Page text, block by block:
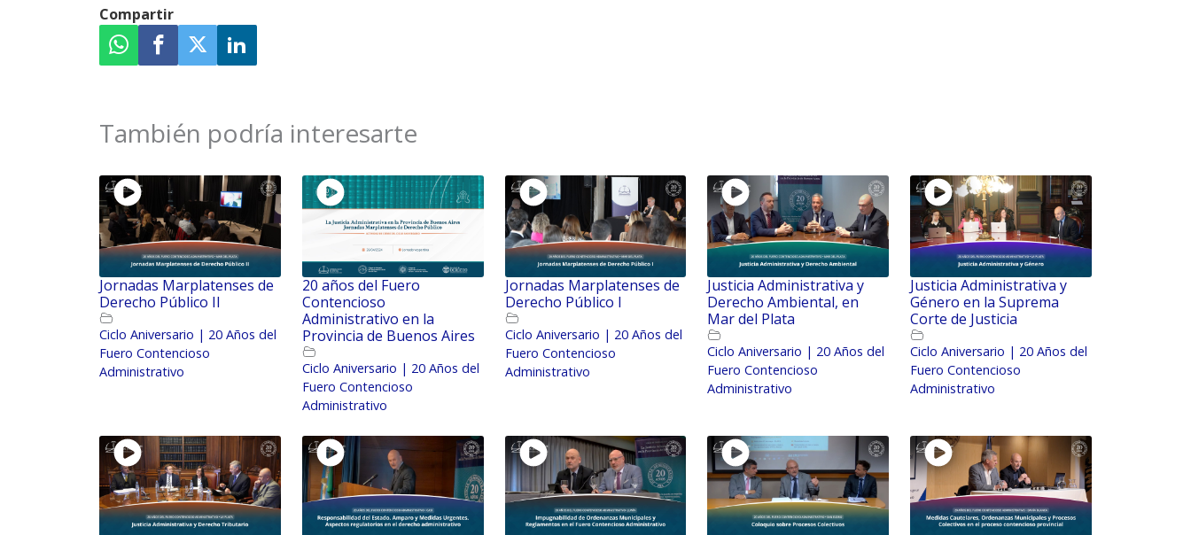
Jornadas Marplatenses de
Derecho Público II
Ciclo Aniversario | 20 Años del
Fuero Contencioso
Administrativo
20 años del Fuero
Contencioso
Administrativo en la
Provincia de Buenos Aires
Ciclo Aniversario | 20 Años del
Fuero Contencioso
Administrativo
Jornadas Marplatenses de
Derecho Público I
Ciclo Aniversario | 20 Años del
Fuero Contencioso
Administrativo
Justicia Administrativa y
Derecho Ambiental, en
Mar del Plata
Ciclo Aniversario | 20 Años del
Fuero Contencioso
Administrativo
Justicia Administrativa y
Género en la Suprema
Corte de Justicia
Ciclo Aniversario | 20 Años del
Fuero Contencioso
Administrativo